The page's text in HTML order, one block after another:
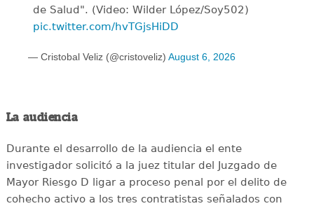
de Salud". (Video: Wilder López/Soy502)
pic.twitter.com/hvTGjsHiDD
— Cristobal Veliz (@cristoveliz) August 6, 2026
La audiencia
Durante el desarrollo de la audiencia el ente
investigador solicitó a la juez titular del Juzgado de
Mayor Riesgo D ligar a proceso penal por el delito de
cohecho activo a los tres contratistas señalados con